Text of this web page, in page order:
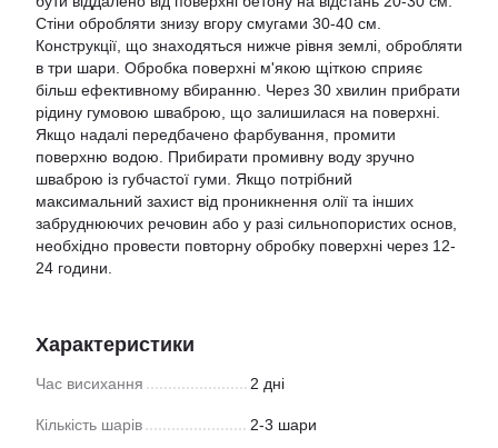
Стіни обробляти знизу вгору смугами 30-40 см.
Конструкції, що знаходяться нижче рівня землі, обробляти
в три шари. Обробка поверхні м'якою щіткою сприяє
більш ефективному вбиранню. Через 30 хвилин прибрати
рідину гумовою шваброю, що залишилася на поверхні.
Якщо надалі передбачено фарбування, промити
поверхню водою. Прибирати промивну воду зручно
шваброю із губчастої гуми. Якщо потрібний
максимальний захист від проникнення олії та інших
забруднюючих речовин або у разі сильнопористих основ,
необхідно провести повторну обробку поверхні через 12-
24 години.
Характеристики
Час висихання 2 дні
Кількість шарів 2-3 шари